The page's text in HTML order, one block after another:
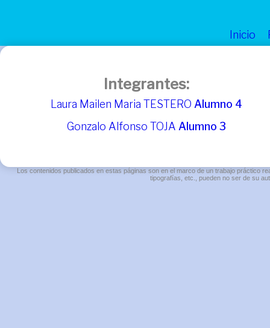
Inicio
Integrantes:
Laura Mailen Maria TESTERO Alumno 4
Gonzalo Alfonso TOJA Alumno 3
Los contenidos publicados en estas páginas son en el marco de un trabajo práctico
tipografías, etc., pueden no ser de su